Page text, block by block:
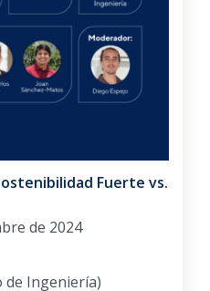
Fuerte vs.
de 2024
de Ingeniería)